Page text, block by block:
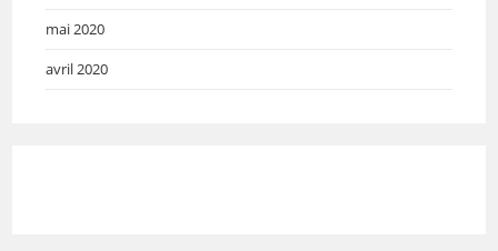
mai 2020
avril 2020